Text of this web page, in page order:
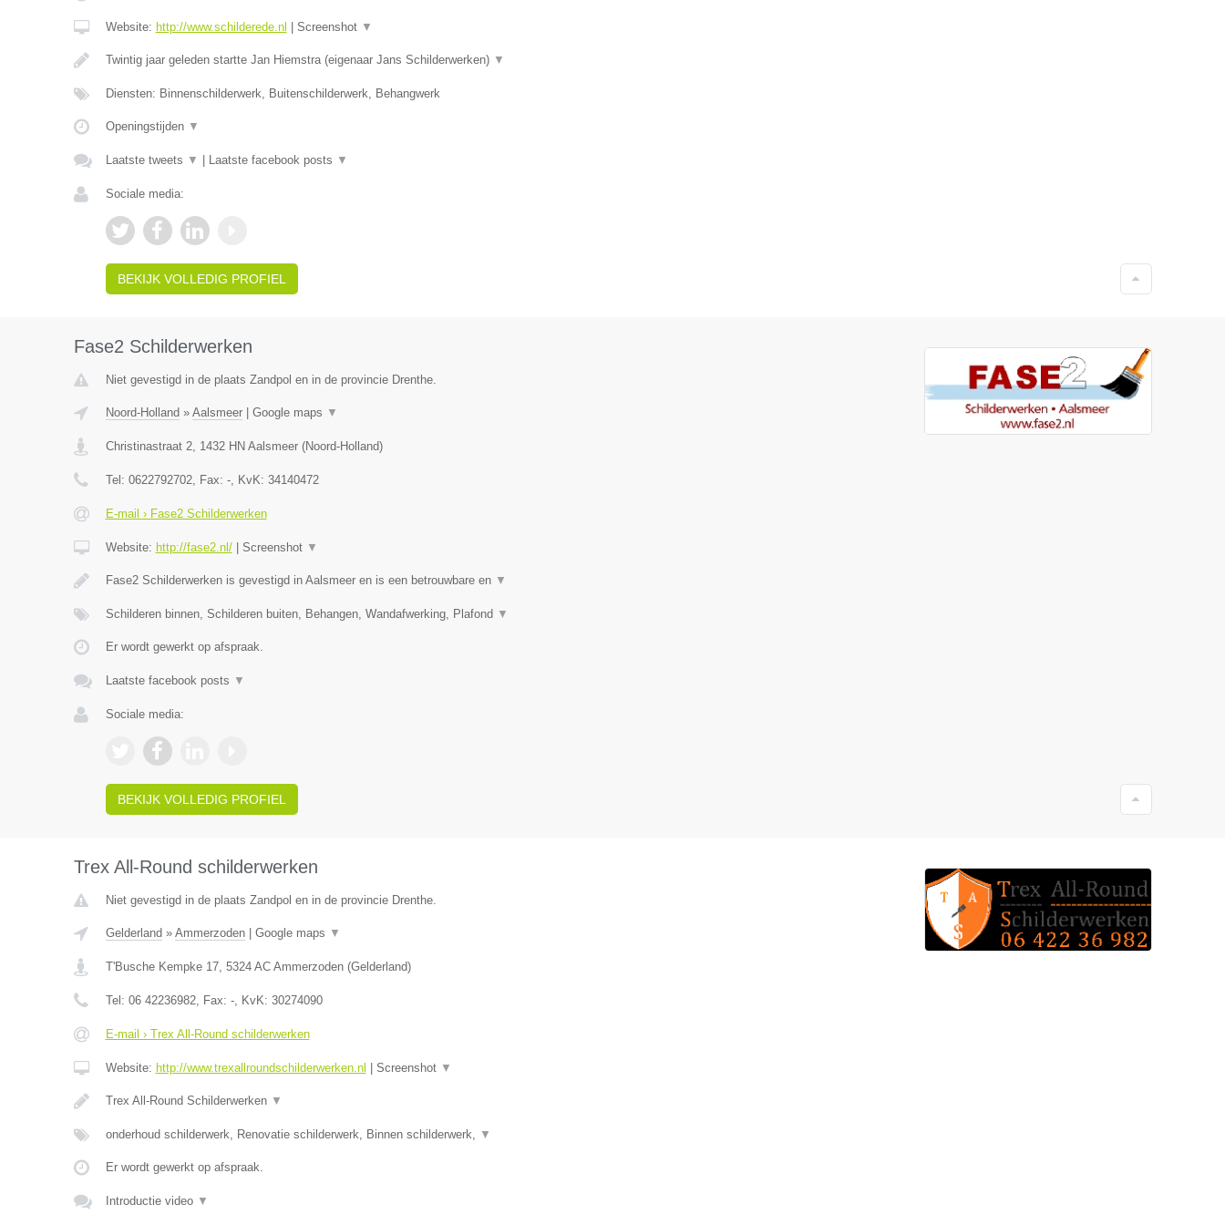
Website: http://www.schilderede.nl Screenshot ▼
Twintig jaar geleden startte Jan Hiemstra (eigenaar Jans Schilderwerken) ▼
Diensten: Binnenschilderwerk, Buitenschilderwerk, Behangwerk
Openingstijden ▼
Laatste tweets ▼ Laatste facebook posts ▼
Sociale media:
BEKIJK VOLLEDIG PROFIEL
Fase2 Schilderwerken
Niet gevestigd in de plaats Zandpol en in de provincie Drenthe.
Noord-Holland » Aalsmeer| Google maps ▼
Christinastraat 2, 1432 HN Aalsmeer(Noord-Holland)
Tel: 0622792702, Fax: -, KvK: 34140472
E-mail › Fase2 Schilderwerken
Website: http://fase2.nl/| Screenshot ▼
Fase2 Schilderwerken is gevestigd in Aalsmeer en is een betrouwbare en ▼
Schilderen binnen, Schilderen buiten, Behangen, Wandafwerking, Plafond ▼
Er wordt gewerkt op afspraak.
Laatste facebook posts ▼
Sociale media:
BEKIJK VOLLEDIG PROFIEL
Trex All-Round schilderwerken
Niet gevestigd in de plaats Zandpol en in de provincie Drenthe.
Gelderland » Ammerzoden| Google maps ▼
T'Busche Kempke 17, 5324 AC Ammerzoden(Gelderland)
Tel: 06 42236982, Fax: -, KvK: 30274090
E-mail › Trex All-Round schilderwerken
Website: http://www.trexallroundschilderwerken.nl Screenshot ▼
Trex All-Round Schilderwerken ▼
onderhoud schilderwerk, Renovatie schilderwerk, Binnen schilderwerk, ▼
Er wordt gewerkt op afspraak.
Introductie video ▼